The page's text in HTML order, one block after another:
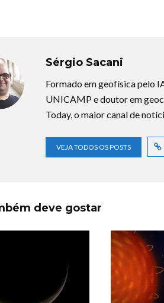
Sérgio Sacani
Formado em geofísica pelo
UNICAMP e doutor em
Today, o maior canal de
VEJA TODOS OS POSTS
deve gostar